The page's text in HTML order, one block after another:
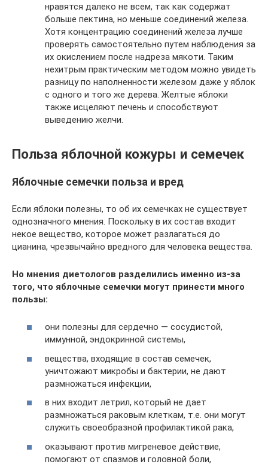
нравятся далеко не всем, так как содержат
больше пектина, но меньше соединений железа.
Хотя концентрацию соединений железа лучше
проверять самостоятельно путем наблюдения за
их окислением после надреза мякоти. Таким
нехитрым практическим методом можно увидеть
разницу по наполненности железом даже у яблок
с одного и того же дерева. Желтые яблоки
также исцеляют печень и способствуют
выведению желчи.
Польза яблочной кожуры и семечек
Яблочные семечки польза и вред
Если яблоки полезны, то об их семечках не существует
однозначного мнения. Поскольку в их состав входит
некое вещество, которое может разлагаться до
цианина, чрезвычайно вредного для человека вещества.
Но мнения диетологов разделились именно из-за
того, что яблочные семечки могут принести много
пользы:
они полезны для сердечно — сосудистой,
иммунной, эндокринной системы,
вещества, входящие в состав семечек,
уничтожают микробы и бактерии, не дают
размножаться инфекции,
в них входит летрил, который не дает
размножаться раковым клеткам, т.е. они могут
служить своеобразной профилактикой рака,
оказывают против мигреневое действие,
помогают от спазмов и головной боли,